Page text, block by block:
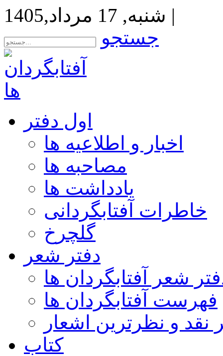
شنبه, 17 مرداد,1405 |
جستجو
اول دفتر
اخبار و اطلاعیه ها
مصاحبه ها
یادداشت ها
خاطرات آفتابگردانی
گلچرخ
دفتر شعر
شعر آفتابگردان ها
فهرست آفتابگردان ها
نقد و نظرترین اشعار
کتاب